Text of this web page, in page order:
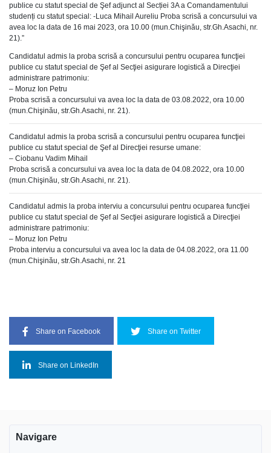
publice cu statut special de Şef adjunct al Secției 3A a Comandamentului
studenți cu statut special: -Luca Mihail Aureliu Proba scrisă a concursului va
avea loc la data de 16 mai 2023, ora 10.00 (mun.Chişinău, str.Gh.Asachi, nr.
21).”
Candidatul admis la proba scrisă a concursului pentru ocuparea funcţiei
publice cu statut special de Şef al Secţiei asigurare logistică a Direcţiei
administrare patrimoniu:
– Moruz Ion Petru
Proba scrisă a concursului va avea loc la data de 03.08.2022, ora 10.00
(mun.Chişinău, str.Gh.Asachi, nr. 21).
Candidatul admis la proba scrisă a concursului pentru ocuparea funcţiei
publice cu statut special de Şef al Direcţiei resurse umane:
– Ciobanu Vadim Mihail
Proba scrisă a concursului va avea loc la data de 04.08.2022, ora 10.00
(mun.Chişinău, str.Gh.Asachi, nr. 21).
Candidatul admis la proba interviu a concursului pentru ocuparea funcţiei
publice cu statut special de Şef al Secţiei asigurare logistică a Direcţiei
administrare patrimoniu:
– Moruz Ion Petru
Proba interviu a concursului va avea loc la data de 04.08.2022, ora 11.00
(mun.Chişinău, str.Gh.Asachi, nr. 21
Share on Facebook Share on Twitter
Share on LinkedIn
Navigare